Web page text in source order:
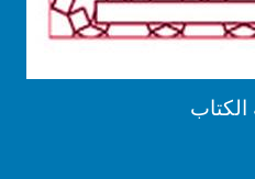
الكتاب